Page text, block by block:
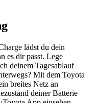
lädst du dein
es dir passt. Lege
deinem Tagesablauf
Mit dem Toyota
breites Netz an
deiner Batterie